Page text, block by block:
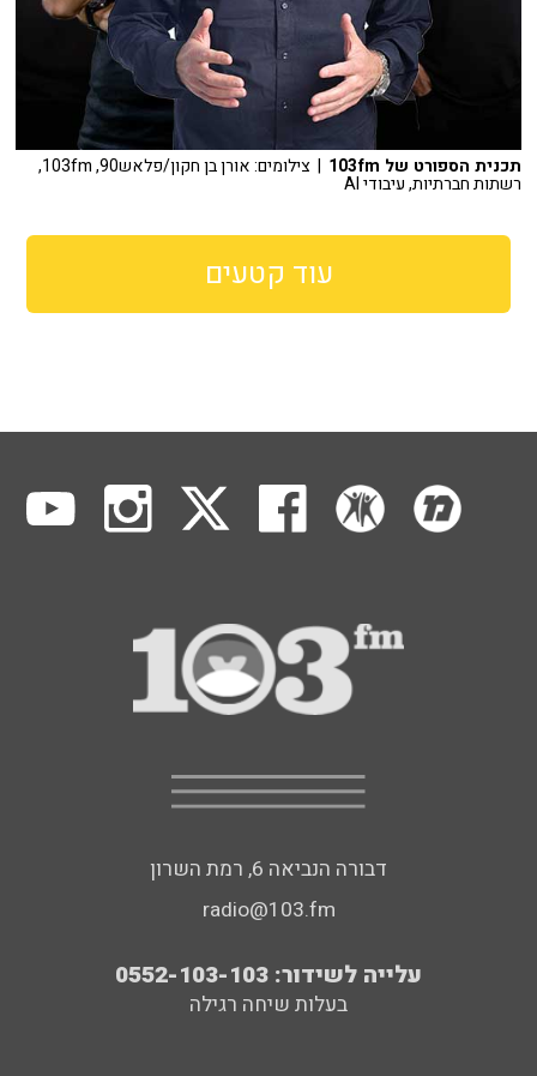
תכנית הספורט של 103fm | צילומים: אורן בן חקון/פלאש90, 103fm,
רשתות חברתיות, עיבודי AI
עוד קטעים
דבורה הנביאה 6, רמת השרון
radio@103.fm
עלייה לשידור: 0552-103-103
בעלות שיחה רגילה